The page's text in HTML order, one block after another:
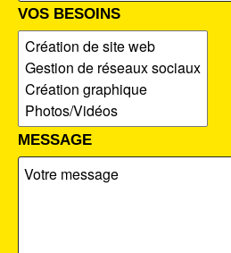
VOS BESOINS
MESSAGE